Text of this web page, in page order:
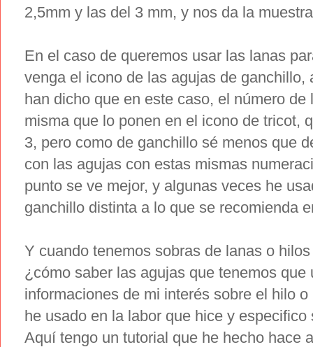
2,5mm y las del 3 mm, y nos da la
En el caso de queremos usar las lanas
venga el icono de las agujas de
han dicho que en este caso, el número
misma que lo ponen en el icono de tricot,
3, pero como de ganchillo sé menos que
con las agujas con estas mismas
punto se ve mejor, y algunas veces he
ganchillo distinta a lo que se recomienda
Y cuando tenemos sobras de lanas o
¿cómo saber las agujas que tenemos
informaciones de mi interés sobre el hilo
he usado en la labor que hice y
Aquí tengo un tutorial que he hecho hace